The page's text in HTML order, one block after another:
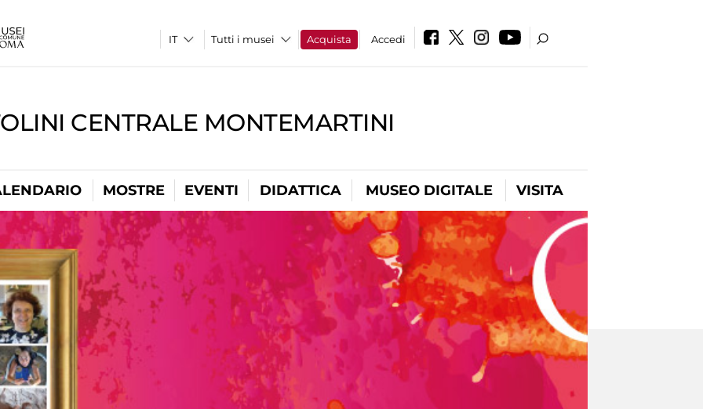
Tutti i musei Acquista Accedi
CENTRALE MONTEMARTINI
MOSTRE EVENTI DIDATTICA MUSEO DIGITALE VISITA